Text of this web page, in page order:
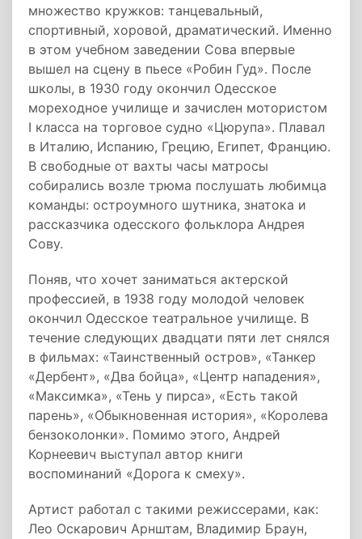
множество кружков: танцевальный,
спортивный, хоровой, драматический. Именно
в этом учебном заведении Сова впервые
вышел на сцену в пьесе «Робин Гуд». После
школы, в 1930 году окончил Одесское
мореходное училище и зачислен мотористом
I класса на торговое судно «Цюрупа». Плавал
в Италию, Испанию, Грецию, Египет, Францию.
В свободные от вахты часы матросы
собирались возле трюма послушать любимца
команды: остроумного шутника, знатока и
рассказчика одесского фольклора Андрея
Сову.
Поняв, что хочет заниматься актерской
профессией, в 1938 году молодой человек
окончил Одесское театральное училище. В
течение следующих двадцати пяти лет снялся
в фильмах: «Таинственный остров», «Танкер
«Дербент», «Два бойца», «Центр нападения»,
«Максимка», «Тень у пирса», «Есть такой
парень», «Обыкновенная история», «Королева
бензоколонки». Помимо этого, Андрей
Корнеевич выступал автор книги
воспоминаний «Дорога к смеху».
Артист работал с такими режиссерами, как:
Лео Оскарович Арнштам, Владимир Браун,